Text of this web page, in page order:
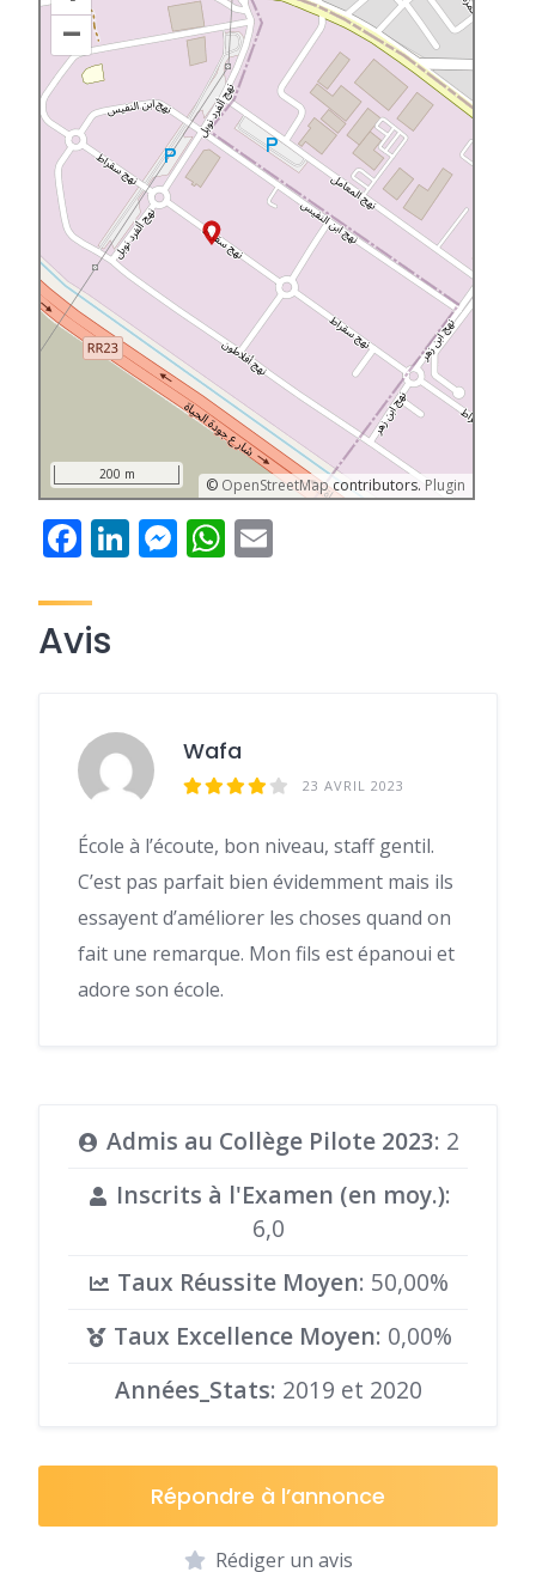
–
© OpenStreetMapcontributors. Plugin
200 m
Facebook
LinkedIn
Messenger
WhatsApp
Avis
Wafa
23 AVRIL 2023
École à l’écoute, bon niveau, staff gentil.
C’est pas parfait bien évidemment mais ils
essayent d’améliorer les choses quand on
fait une remarque. Mon fils est épanoui et
adore son école.
Admis au Collège Pilote 2023: 2
Inscrits à l'Examen (en moy.):
6,0
Taux Réussite Moyen: 50,00%
Taux Excellence Moyen: 0,00%
Années_Stats: 2019 et 2020
Répondre à l’annonce
Rédiger un avis